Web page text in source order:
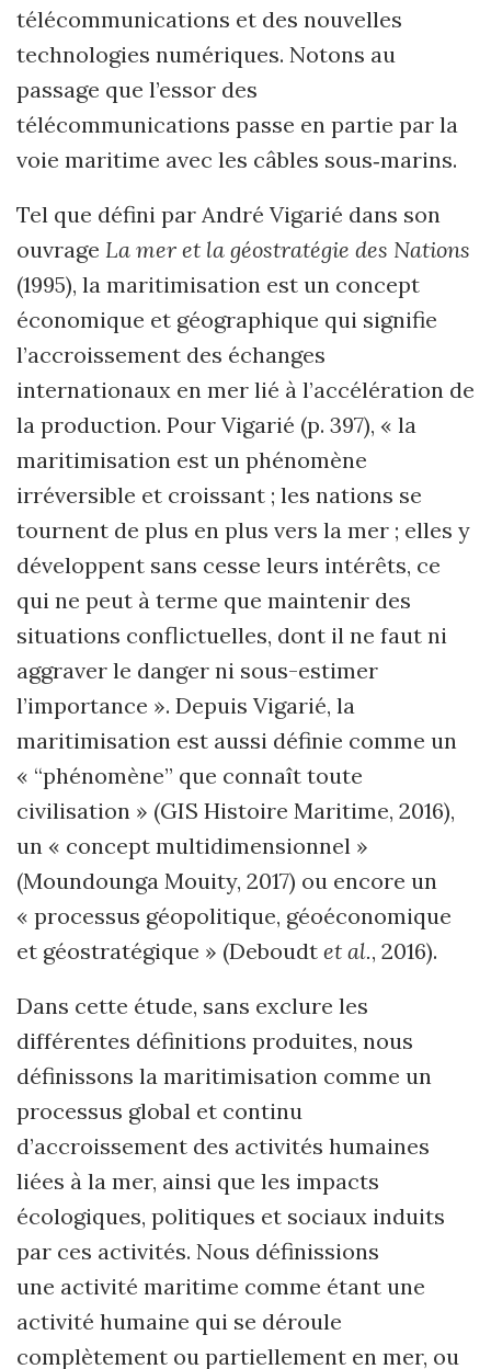
télécommunications et des nouvelles
technologies numériques. Notons au
passage que l’essor des
télécommunications passe en partie par la
voie maritime avec les câbles sous‑marins.
Tel que défini par André Vigarié dans son
ouvrage La mer et la géostratégie des Nations
(1995), la maritimisation est un concept
économique et géographique qui signifie
l’accroissement des échanges
internationaux en mer lié à l’accélération de
la production. Pour Vigarié (p. 397), « la
maritimisation est un phénomène
irréversible et croissant ; les nations se
tournent de plus en plus vers la mer ; elles y
développent sans cesse leurs intérêts, ce
qui ne peut à terme que maintenir des
situations conflictuelles, dont il ne faut ni
aggraver le danger ni sous-estimer
l’importance ». Depuis Vigarié, la
maritimisation est aussi définie comme un
« “phénomène” que connaît toute
civilisation » (GIS Histoire Maritime, 2016),
un « concept multidimensionnel »
(Moundounga Mouity, 2017) ou encore un
« processus géopolitique, géoéconomique
et géostratégique » (Deboudt et al., 2016).
Dans cette étude, sans exclure les
différentes définitions produites, nous
définissons la maritimisation comme un
processus global et continu
d’accroissement des activités humaines
liées à la mer, ainsi que les impacts
écologiques, politiques et sociaux induits
par ces activités. Nous définissions
une activité maritime comme étant une
activité humaine qui se déroule
complètement ou partiellement en mer, ou